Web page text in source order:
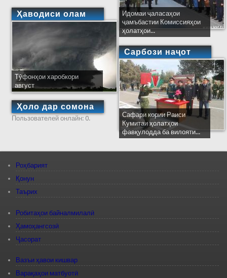
Ҳаводиси олам
Тӯфонҳои харобкори
август
Ҳоло дар сомона
Пользователей онлайн: 0.
Идомаи ҷаласаҳои
ҷамъбастии Комиссияҳои
ҳолатҳои...
Сарбози наҷот
Сафари кории Раиси
Кумитаи ҳолатҳои
фавқулодда ба вилояти...
Роҳбарият
Қонун
Таърих
Робитаҳои байналмилалӣ
Ҳамоҳангсозӣ
Ҷасорат
Вазъи ҳавои кишвар
Варақаҳои матбуотӣ